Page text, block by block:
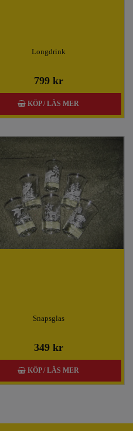
Longdrink
799 kr
KÖP / LÄS MER
Snapsglas
349 kr
KÖP / LÄS MER